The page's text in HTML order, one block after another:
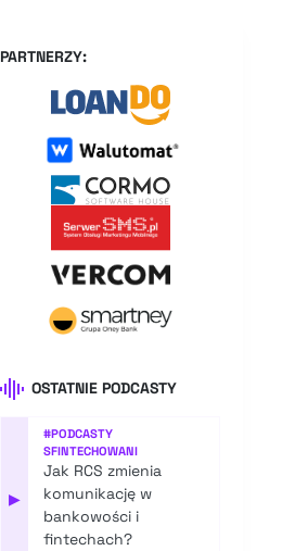
PARTNERZY:
OSTATNIE PODCASTY
▶
#PODCASTY
SFINTECHOWANI
Jak RCS zmienia
komunikację w
bankowości i
fintechach?